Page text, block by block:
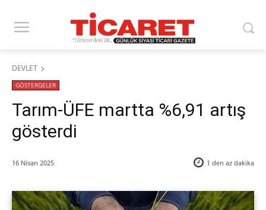
DEVLET
GÖSTERGELER
Tarım-ÜFE martta %6,91 artış
gösterdi
16 Nisan 2025 1 den az dakika